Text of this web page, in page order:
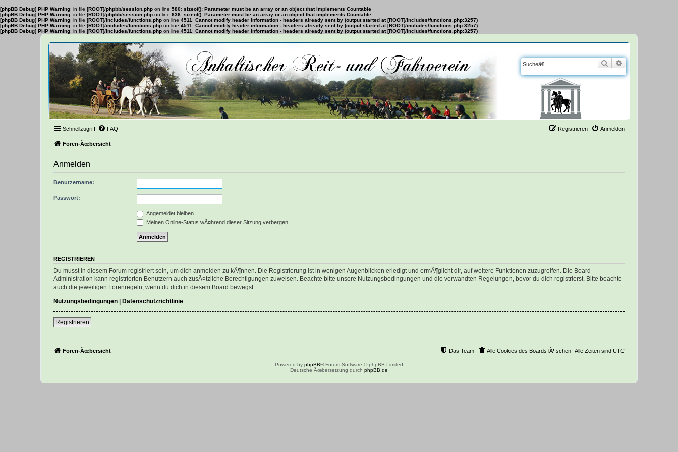
[phpBB Debug] PHP Warning: in file [ROOT]/phpbb/session.php on line 580: sizeof(): Parameter must be an array or an object that implements Countable
[phpBB Debug] PHP Warning: in file [ROOT]/phpbb/session.php on line 636: sizeof(): Parameter must be an array or an object that implements Countable
[phpBB Debug] PHP Warning: in file [ROOT]/includes/functions.php on line 4511 : Cannot modify header information - headers already sent by (output started at [ROOT]/includes/functions.php:3257)
[phpBB Debug] PHP Warning: in file [ROOT]/includes/functions.php on line 4511 : Cannot modify header information - headers already sent by (output started at [ROOT]/includes/functions.php:3257)
[phpBB Debug] PHP Warning: in file [ROOT]/includes/functions.php on line 4511 : Cannot modify header information - headers already sent by (output started at [ROOT]/includes/functions.php:3257)
Suche
Schnellzugriff FAQ Anmelden
Registrieren
Foren-Ãœbersicht
Anmelden
Benutzername:
Passwort:
Angemeldet bleiben
Meinen Online-Status wÃ¤hrend dieser Sitzung verbergen
REGISTRIEREN
Du musst in diesem Forum registriert sein, um dich anmelden zu kÃ¶nnen. Die Registrierung ist in wenigen Augenblicken erledigt und ermÃ¶glicht dir, auf weitere Funktionen zuzugreifen. Die Board-
Administration kann registrierten Benutzern auch zusÃ¤tzliche Berechtigungen zuweisen. Beachte bitte unsere Nutzungsbedingungen und die verwandten Regelungen, bevor du dich registrierst. Bitte beachte
auch die jeweiligen Forenregeln, wenn du dich in diesem Board bewegst.
Nutzungsbedingungen | Datenschutzrichtlinie
Registrieren
Foren-Ãœbersicht Alle Zeiten sind UTC
Alle Cookies des Boards lÃ¶schen
Das Team
Powered by phpBB® Forum Software © phpBB Limited
Deutsche Ãœbersetzung durch phpBB.de